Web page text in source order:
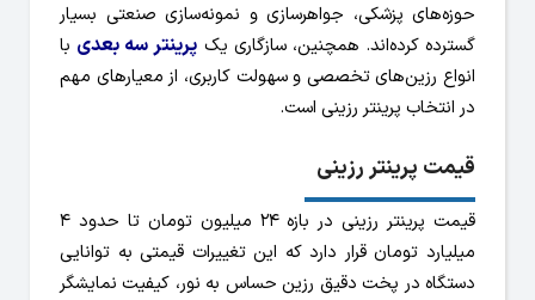
حوزه‌های پزشکی، جواهرسازی و نمونه‌سازی صنعتی بسیار
گسترده کرده‌اند. همچنین، سازگاری یک پرینتر سه بعدی با
انواع رزین‌های تخصصی و سهولت کاربری، از معیارهای مهم
در انتخاب پرینتر رزینی است.
قیمت پرینتر رزینی
قیمت پرینتر رزینی در بازه 24 میلیون تومان تا حدود 4
میلیارد تومان قرار دارد که این تغییرات قیمتی به توانایی
دستگاه در پخت دقیق رزین حساس به نور، کیفیت نمایشگر